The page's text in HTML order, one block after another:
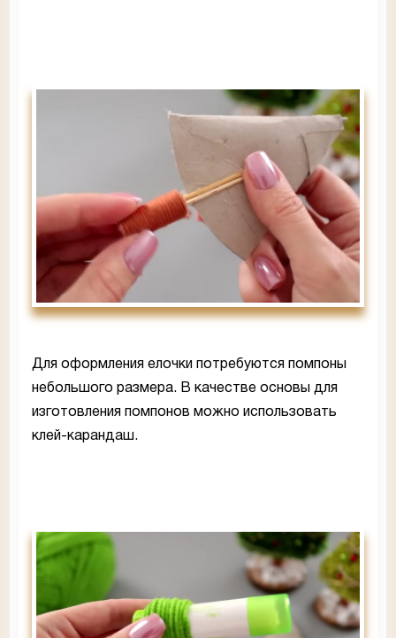
Для оформления елочки потребуются помпоны
небольшого размера. В качестве основы для
изготовления помпонов можно использовать
клей-карандаш.